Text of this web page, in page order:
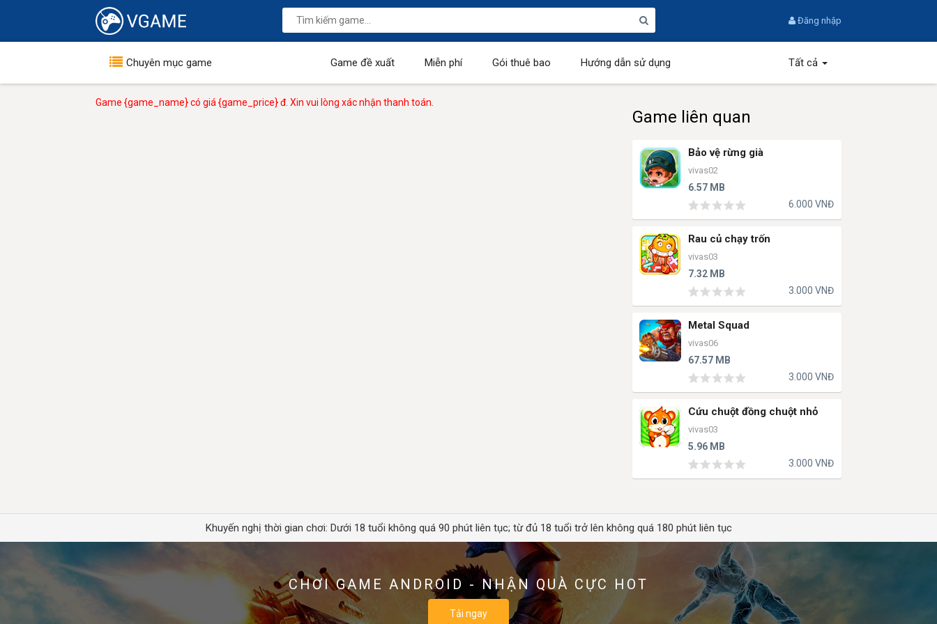
Đăng nhập
Chuyên mục game Game đề xuất Miễn phí Gói thuê bao Hướng dẫn sử dụng Tất cả
Game {game_name} có giá {game_price} đ. Xin vui lòng xác nhận thanh toán.
Game liên quan
Bảo vệ rừng già
vivas02
6.57 MB
6.000 VNĐ
Rau củ chạy trốn
vivas03
7.32 MB
3.000 VNĐ
Metal Squad
vivas06
67.57 MB
3.000 VNĐ
Cứu chuột đồng chuột nhỏ
vivas03
5.96 MB
3.000 VNĐ
Khuyến nghị thời gian chơi: Dưới 18 tuổi không quá 90 phút liên tục; từ đủ 18 tuổi trở lên không quá 180 phút liên tục
CHƠI GAME ANDROID - NHẬN QUÀ CỰC HOT
Tải ngay